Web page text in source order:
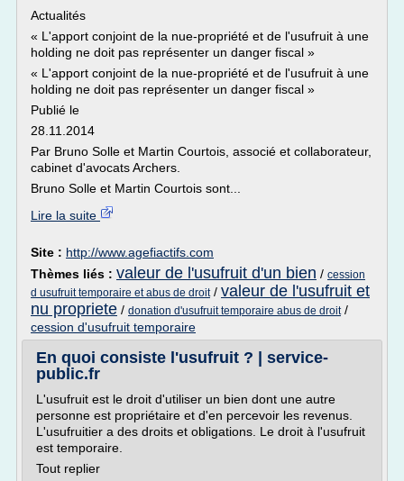
Actualités
« L'apport conjoint de la nue-propriété et de l'usufruit à une
holding ne doit pas représenter un danger fiscal »
« L'apport conjoint de la nue-propriété et de l'usufruit à une
holding ne doit pas représenter un danger fiscal »
Publié le
28.11.2014
Par Bruno Solle et Martin Courtois, associé et collaborateur,
cabinet d'avocats Archers.
Bruno Solle et Martin Courtois sont...
Lire la suite
Site : http://www.agefiactifs.com
Thèmes liés : valeur de l'usufruit d'un bien / cession
d usufruit temporaire et abus de droit/ valeur de l'usufruit et
nu propriete / donation d'usufruit temporaire abus de droit/
cession d'usufruit temporaire
En quoi consiste l'usufruit ? | service-
public.fr
L'usufruit est le droit d'utiliser un bien dont une autre
personne est propriétaire et d'en percevoir les revenus.
L'usufruitier a des droits et obligations. Le droit à l'usufruit
est temporaire.
Tout replier